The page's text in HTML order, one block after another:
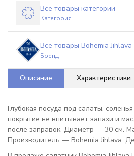
Все товары категории
Категория
Все товары Bohemia Jihlava
Бренд
Описание Характеристики
Глубокая посуда под салаты,
покрытие не впитывает запахи и
после заправок. Диаметр — 30 см.
Производитель — Bohemia Jihlava.